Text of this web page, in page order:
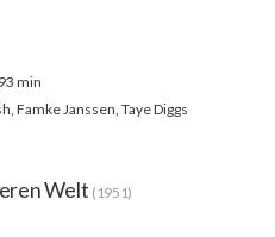
min
Famke Janssen, Taye Diggs
Welt (1951)